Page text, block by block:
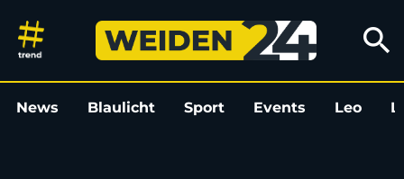
Grüne gehen gegen Stau auf
search
News Blaulicht Sport Events Leo